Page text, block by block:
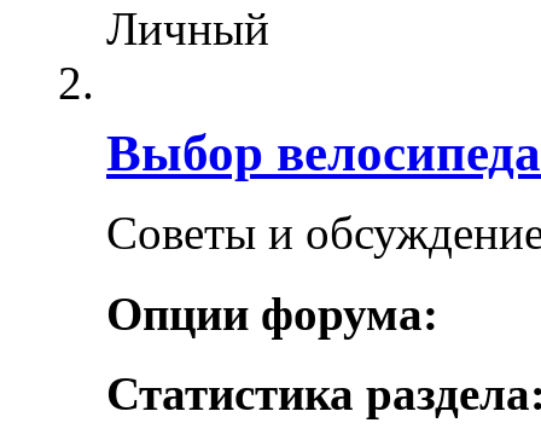
Личный
Выбор велосипеда
Советы и
Опции форума:
Статистика